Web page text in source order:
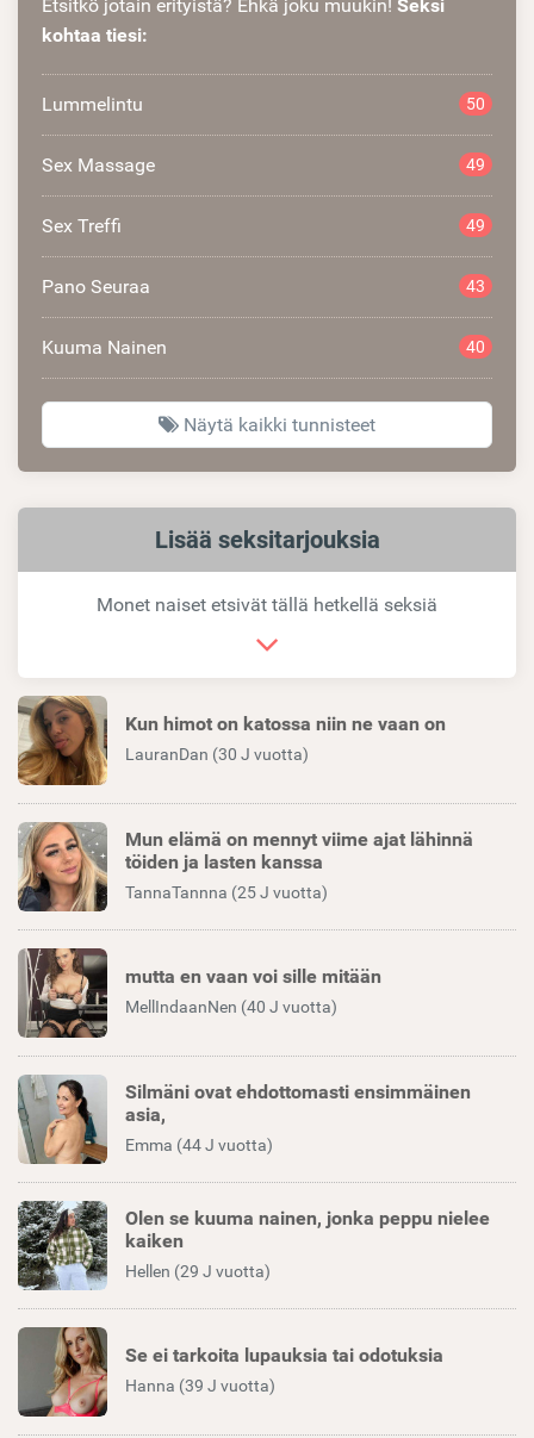
Etsitkö jotain erityistä? Ehkä joku muukin! Seksi
kohtaa tiesi:
Lummelintu 50
Sex Massage 49
Sex Treffi 49
Pano Seuraa 43
Kuuma Nainen 40
Näytä kaikki tunnisteet
Samankaltaiset
linkit
Lisää seksitarjouksia
Monet naiset etsivät tällä hetkellä seksiä
Kun himot on katossa niin ne vaan on
LauranDan (30 J vuotta)
Mun elämä on mennyt viime ajat lähinnä
töiden ja lasten kanssa
TannaTannna (25 J vuotta)
mutta en vaan voi sille mitään
MellIndaanNen (40 J vuotta)
Silmäni ovat ehdottomasti ensimmäinen
asia,
Emma (44 J vuotta)
Olen se kuuma nainen, jonka peppu nielee
kaiken
Hellen (29 J vuotta)
Se ei tarkoita lupauksia tai odotuksia
Hanna (39 J vuotta)